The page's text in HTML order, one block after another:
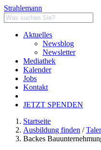
Strahlemann
Aktuelles
Newsblog
Newsletter
Mediathek
Kalender
Jobs
Kontakt
JETZT SPENDEN
Startseite
Ausbildung finden /
Backes